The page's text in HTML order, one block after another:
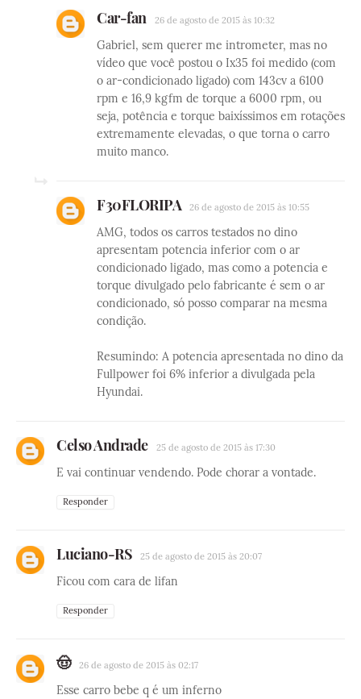
Car-fan 26 de agosto de 2015 às 10:32
Gabriel, sem querer me intrometer, mas no
vídeo que você postou o Ix35 foi medido (com
o ar-condicionado ligado) com 143cv a 6100
rpm e 16,9 kgfm de torque a 6000 rpm, ou
seja, potência e torque baixíssimos em rotações
extremamente elevadas, o que torna o carro
muito manco.
F30FLORIPA 26 de agosto de 2015 às 10:55
AMG, todos os carros testados no dino
apresentam potencia inferior com o ar
condicionado ligado, mas como a potencia e
torque divulgado pelo fabricante é sem o ar
condicionado, só posso comparar na mesma
condição.
Resumindo: A potencia apresentada no dino da
Fullpower foi 6% inferior a divulgada pela
Hyundai.
Celso Andrade 25 de agosto de 2015 às 17:30
E vai continuar vendendo. Pode chorar a vontade.
Responder
Luciano-RS 25 de agosto de 2015 às 20:07
Ficou com cara de lifan
Responder
🤠 26 de agosto de 2015 às 02:17
Esse carro bebe q é um inferno